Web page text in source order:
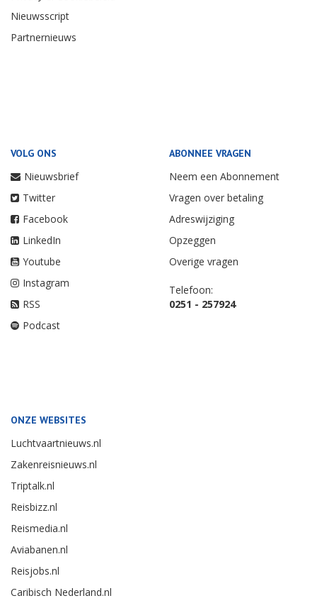
Nieuwsscript
Partnernieuws
VOLG ONS
Nieuwsbrief
Twitter
Facebook
LinkedIn
Youtube
Instagram
RSS
Podcast
ABONNEE VRAGEN
Neem een Abonnement
Vragen over betaling
Adreswijziging
Opzeggen
Overige vragen
Telefoon:
0251 - 257924
ONZE WEBSITES
Luchtvaartnieuws.nl
Zakenreisnieuws.nl
Triptalk.nl
Reisbizz.nl
Reismedia.nl
Aviabanen.nl
Reisjobs.nl
Caribisch Nederland.nl